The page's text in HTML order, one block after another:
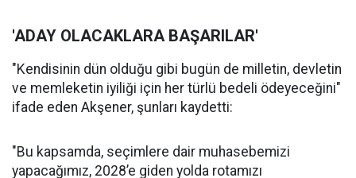
'ADAY OLACAKLARA BAŞARILAR'
"Kendisinin dün olduğu gibi bugün de milletin, devletin
ve memleketin iyiliği için her türlü bedeli ödeyeceğini"
ifade eden Akşener, şunları kaydetti:
"Bu kapsamda, seçimlere dair muhasebemizi
yapacağımız, 2028’e giden yolda rotamızı